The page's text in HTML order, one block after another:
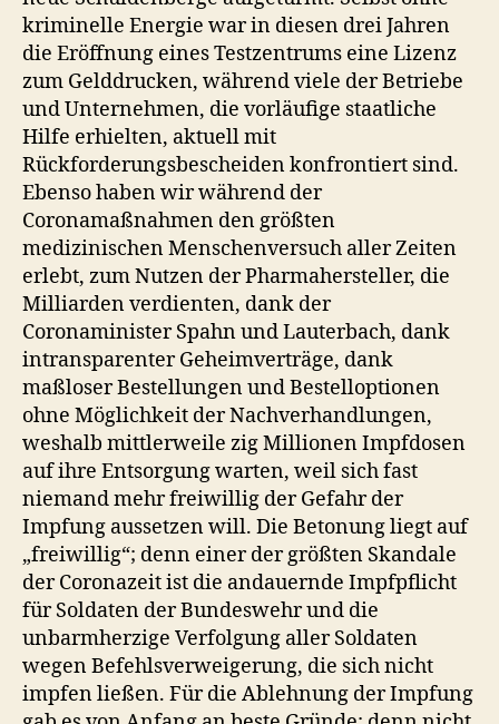
kriminelle Energie war in diesen drei Jahren
die Eröffnung eines Testzentrums eine Lizenz
zum Gelddrucken, während viele der Betriebe
und Unternehmen, die vorläufige staatliche
Hilfe erhielten, aktuell mit
Rückforderungsbescheiden konfrontiert sind.
Ebenso haben wir während der
Coronamaßnahmen den größten
medizinischen Menschenversuch aller Zeiten
erlebt, zum Nutzen der Pharmahersteller, die
Milliarden verdienten, dank der
Coronaminister Spahn und Lauterbach, dank
intransparenter Geheimverträge, dank
maßloser Bestellungen und Bestelloptionen
ohne Möglichkeit der Nachverhandlungen,
weshalb mittlerweile zig Millionen Impfdosen
auf ihre Entsorgung warten, weil sich fast
niemand mehr freiwillig der Gefahr der
Impfung aussetzen will. Die Betonung liegt auf
„freiwillig“; denn einer der größten Skandale
der Coronazeit ist die andauernde Impfpflicht
für Soldaten der Bundeswehr und die
unbarmherzige Verfolgung aller Soldaten
wegen Befehlsverweigerung, die sich nicht
impfen ließen. Für die Ablehnung der Impfung